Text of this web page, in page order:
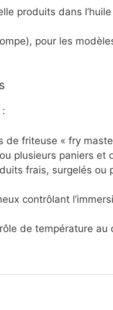
produits dans
pour les
de friteuse « fry
plusieurs paniers et
frais, surgelés ou
contrôlant
de température au